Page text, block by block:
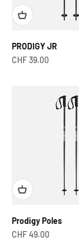
PRODIGY JR
Prix de vente
CHF 39.00
Prodigy Poles
Prix de vente
CHF 49.00